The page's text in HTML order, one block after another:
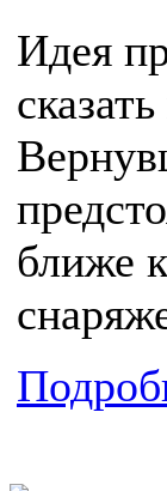
Идея
ближе